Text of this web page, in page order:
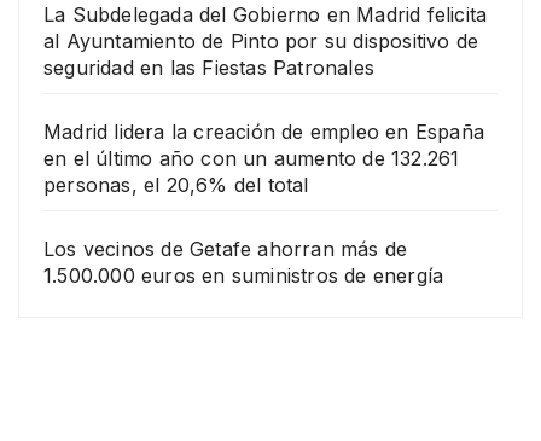
La Subdelegada del Gobierno en Madrid felicita
al Ayuntamiento de Pinto por su dispositivo de
seguridad en las Fiestas Patronales
Madrid lidera la creación de empleo en España
en el último año con un aumento de 132.261
personas, el 20,6% del total
Los vecinos de Getafe ahorran más de
1.500.000 euros en suministros de energía